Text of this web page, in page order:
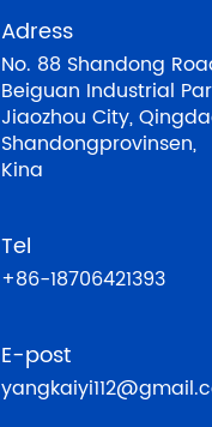
Adress
No. 88 Shandong
Beiguan Industrial
Jiaozhou City,
Shandongprovinsen,
Kina
Tel
+86-18706421393
E-post